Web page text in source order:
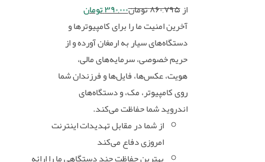
از۸۶۰,۷۹۵تومان۳۹۰,۰۰۰تومان
آخرین امنیت ما را برای کامپیوترها و
دستگاه‌های سیار به ارمغان آورده و از
حریم خصوصی، سرمایه‌های مالی،
هویت، عکس‌ها، فایل‌ها و فرزندان شما
روی کامپیوتر، مک، و دستگاه‌های
اندروید شما حفاظت می‌کند.
از شما در مقابل تهدیدات اینترنت
امروزی دفاع می‌کند
بهترین حفاظت چند دستگاهی ما را ارائه